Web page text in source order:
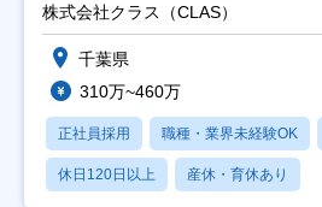
株式会社クラス（CLAS）
千葉県
310万~460万
正社員採用 職種・業界未経験OK
休日120日以上 産休・育休あり